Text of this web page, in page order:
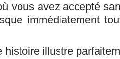
vous avez accepté
immédiatement
histoire illustre